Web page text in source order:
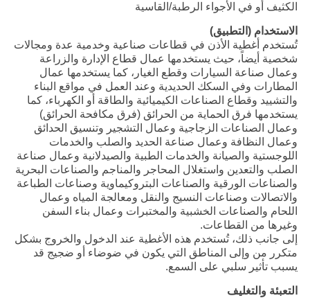
الكثيف أو في الأجواء الرطبة/القاسية
الاستخدام (التطبيق)
تُستخدم أغطية الأذن في قطاعات صناعية وخدمية عدة ومجالات
شخصية أيضاً، حيث يستخدمها عمال قطاع الإدارة والزراعة
وعمال صناعة السيارات وقطع الغيار، كما يستخدمها عمال
المطارات وفي السكك الحديدية وعند العمل في مواقع البناء
والتشييد وقطاع الصناعات الكيميائية والطاقة أو الكهرباء، كما
يستخدمها فرق الحماية من الحرائق (فرق مكافحة الحرائق)
وعمال الصناعات الزجاجية وعمال التشجير وتنسيق الحدائق
وعمال النظافة وعمال صناعة الحديد والصلب والخدمات
اللوجستية والصيانة والخدمات الطبية والصيدلانية وعمال صناعة
الصلب والتعدين واستغلال المحاجر والمناجم والصناعات البحرية
والصناعات الورقية والصناعات البتروكيماوية وصناعات الطباعة
والاتصالات وصناعات النسيج والنقل ومعالجة المياه وعمال
اللحام والصناعات الخشبية والمختبرات وعمال بناء السفن
وغيرها من القطاعات.
إلى جانب ذلك، تُستخدم هذه الأغطية عند الدخول والخروج بشكل
متكرر من وإلى المناطق التي يكون في ضوضاء أو ضجيج قد
يسبب تأثير سلبي على السمع.
التعبئة والتغليف